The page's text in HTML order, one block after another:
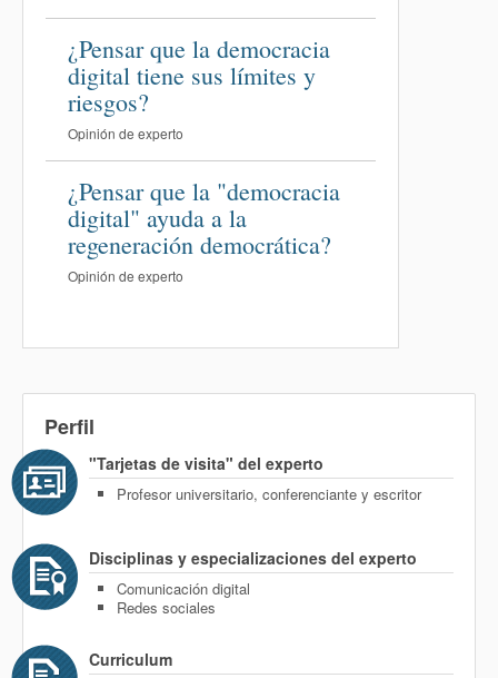
¿Pensar que la democracia
digital tiene sus límites y
riesgos?
Opinión de experto
¿Pensar que la "democracia
digital" ayuda a la
regeneración democrática?
Opinión de experto
Perfil
"Tarjetas de visita" del experto
Profesor universitario, conferenciante y escritor
Disciplinas y especializaciones del experto
Comunicación digital
Redes sociales
Curriculum